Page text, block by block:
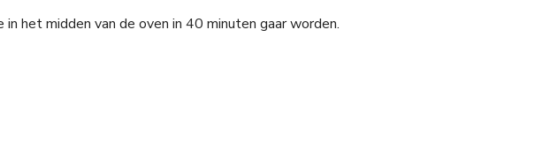
in het midden van de oven in 40 minuten gaar worden.